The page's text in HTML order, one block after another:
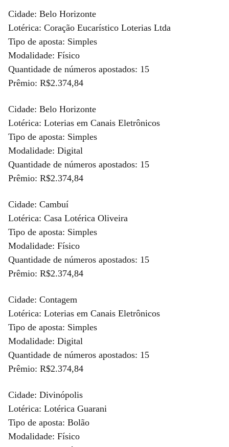
Cidade: Belo Horizonte
Lotérica: Coração Eucarístico Loterias Ltda
Tipo de aposta: Simples
Modalidade: Físico
Quantidade de números apostados: 15
Prêmio: R$2.374,84
Cidade: Belo Horizonte
Lotérica: Loterias em Canais Eletrônicos
Tipo de aposta: Simples
Modalidade: Digital
Quantidade de números apostados: 15
Prêmio: R$2.374,84
Cidade: Cambuí
Lotérica: Casa Lotérica Oliveira
Tipo de aposta: Simples
Modalidade: Físico
Quantidade de números apostados: 15
Prêmio: R$2.374,84
Cidade: Contagem
Lotérica: Loterias em Canais Eletrônicos
Tipo de aposta: Simples
Modalidade: Digital
Quantidade de números apostados: 15
Prêmio: R$2.374,84
Cidade: Divinópolis
Lotérica: Lotérica Guarani
Tipo de aposta: Bolão
Modalidade: Físico